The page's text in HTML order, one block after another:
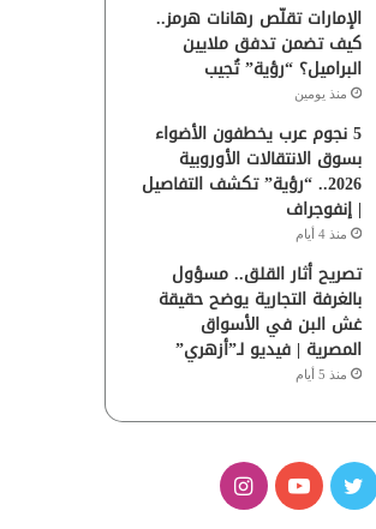
الإمارات تقلّص رهانات هرمز..
كيف تضمن تدفق ملايين
البراميل؟ “رؤية” تُجيب
منذ يومين
5 نجوم عرب يخطفون الأضواء
بسوق الانتقالات الأوروبية
2026.. “رؤية” تكشف التفاصيل
| إنفوجراف
منذ 4 أيام
تصريح أثار القلق.. مسؤول
بالغرفة التجارية يوضح حقيقة
غش البن في الأسواق
المصرية | فيديو لـ”أزهري”
منذ 5 أيام
ا